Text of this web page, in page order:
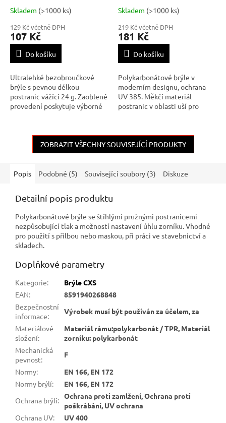
Skladem (>1000 ks)
129 Kč včetně DPH
107 Kč
Do košíku
Ultralehké bezobroučkové
brýle s pevnou délkou
postranic vážící 24 g. Zaoblené
provedení poskytuje výborné
nošení. Vyrobeny v
jednoduchém a stylovém
designu. Kvalitní polykarbonát,
Skladem (>1000 ks)
219 Kč včetně DPH
181 Kč
Do košíku
Polykarbonátové brýle v
moderním designu, ochrana
UV 385. Měkčí materiál
postranic v oblasti uší pro
neoprenové polštářky pro lepší
přilehnutí k obličeji a ochranu
proti prachu. Poskytují možno
ZOBRAZIT VŠECHNY SOUVISEJÍCÍ PRODUKTY
Popis Podobné (5) Související soubory (3) Diskuze
Detailní popis produktu
Polykarbonátové brýle se štíhlými pružnými postranicemi
nezpůsobující tlak a možností nastavení úhlu zorníku. Vhodné
pro použití s přilbou nebo maskou, při práci ve stavebnictví a
skladech.
Doplňkové parametry
Kategorie:
Brýle CXS
EAN:
8591940268848
Bezpečnostní
informace:
Výrobek musí být používán za účelem, za
Materiálové
složení:
Materiál rámu:polykarbonát / TPR, Materiál
zorníku: polykarbonát
Mechanická
pevnost:
F
Normy:
EN 166, EN 172
Normy brýlí:
EN 166, EN 172
Ochrana brýlí: Ochrana proti zamlžení, Ochrana proti
poškrábání, UV ochrana
Ochrana UV:
UV 400